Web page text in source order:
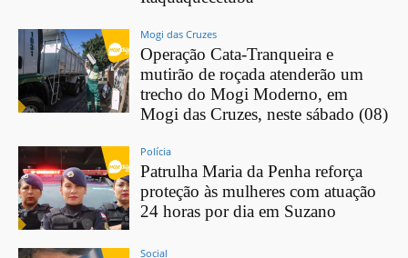
Mogi das Cruzes
Operação Cata-Tranqueira e
mutirão de roçada atenderão um
trecho do Mogi Moderno, em
Mogi das Cruzes, neste sábado (08)
Polícia
Patrulha Maria da Penha reforça
proteção às mulheres com atuação
24 horas por dia em Suzano
Social